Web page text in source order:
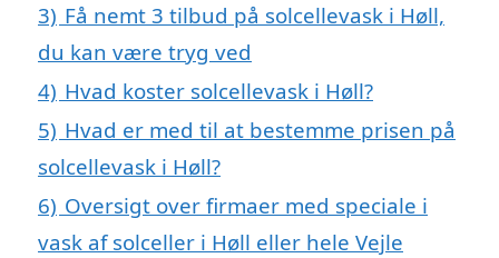
3) Få nemt 3 tilbud på solcellevask i Høll,
du kan være tryg ved
4) Hvad koster solcellevask i Høll?
5) Hvad er med til at bestemme prisen på
solcellevask i Høll?
6) Oversigt over firmaer med speciale i
vask af solceller i Høll eller hele Vejle